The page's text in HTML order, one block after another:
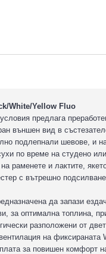
White/Yellow Fluo
предлага
външен вид в
подлепнали шевове, и
по време на студено
раменете и лактите,
с вътрешно
да запази
за оптимална топлина,
разположени от
на фиксираната
за повишен комфорт